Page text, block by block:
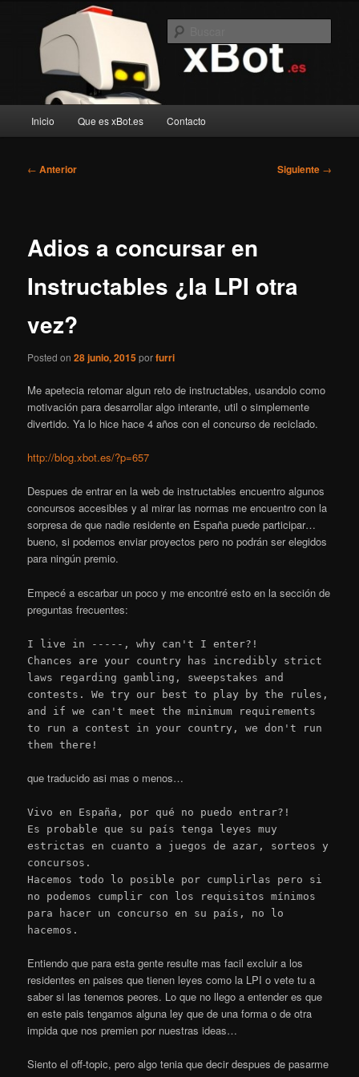
contenido
xBot.es
Blog de robotica recreativa
principal
Inicio Que es xBot.es Contacto
Navegación
← Anterior Siguiente →
Adios a concursar en
Instructables ¿la LPI otra
vez?
Posted on28 junio, 2015porfurri
Me apetecia retomar algun reto de instructables, usandolo como
motivación para desarrollar algo interante, util o simplemente
divertido. Ya lo hice hace 4 años con el concurso de reciclado.
http://blog.xbot.es/?p=657
Despues de entrar en la web de instructables encuentro algunos
concursos accesibles y al mirar las normas me encuentro con la
sorpresa de que nadie residente en España puede participar…
bueno, si podemos enviar proyectos pero no podrán ser elegidos
para ningún premio.
Empecé a escarbar un poco y me encontré esto en la sección de
preguntas frecuentes:
I live in -----, why can't I enter?!
Chances are your country has incredibly strict
laws regarding gambling, sweepstakes and
contests. We try our best to play by the rules,
and if we can't meet the minimum requirements
to run a contest in your country, we don't run
them there!
que traducido asi mas o menos…
Vivo en España, por qué no puedo entrar?!
Es probable que su país tenga leyes muy
estrictas en cuanto a juegos de azar, sorteos y
concursos.
Hacemos todo lo posible por cumplirlas pero si
no podemos cumplir con los requisitos mínimos
para hacer un concurso en su país, no lo
hacemos.
Entiendo que para esta gente resulte mas facil excluir a los
residentes en paises que tienen leyes como la LPI o vete tu a
saber si las tenemos peores. Lo que no llego a entender es que
en este pais tengamos alguna ley que de una forma o de otra
impida que nos premien por nuestras ideas…
Siento el off-topic, pero algo tenia que decir despues de pasarme